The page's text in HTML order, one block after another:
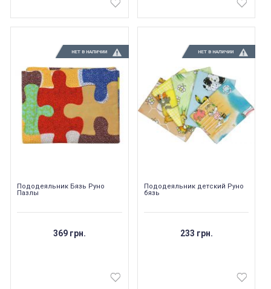
НЕТ В НАЛИЧИИ
Пододеяльник Бязь Руно
Пазлы
369 грн.
НЕТ В НАЛИЧИИ
Пододеяльник детский Руно
бязь
233 грн.